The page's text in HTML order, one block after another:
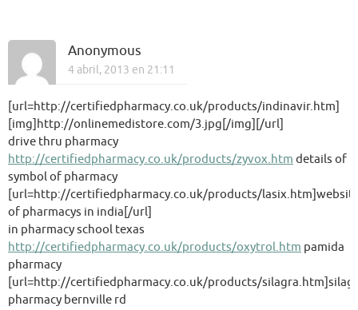
Anonymous
4 abril, 2013 en 21:11
[url=http://certifiedpharmacy.co.uk/products/indinavir.htm]
[img]http://onlinemedistore.com/3.jpg[/img][/url]
drive thru pharmacy
http://certifiedpharmacy.co.uk/products/zyvox.htm details of
symbol of pharmacy
[url=http://certifiedpharmacy.co.uk/products/
of pharmacys in india[/url]
in pharmacy school texas
http://certifiedpharmacy.co.uk/products/oxytrol.htm pamida
pharmacy
[url=http://certifiedpharmacy.co.uk/products/
pharmacy bernville rd